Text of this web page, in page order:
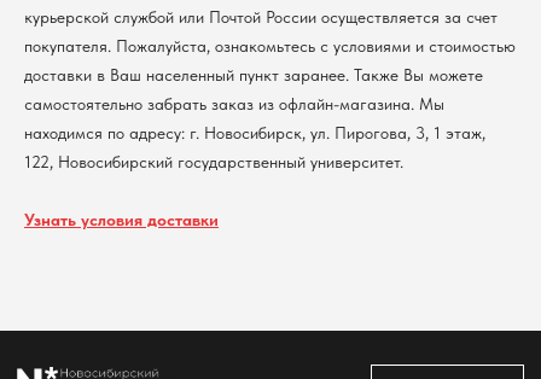
курьерской службой или Почтой России осуществляется за счет
покупателя. Пожалуйста, ознакомьтесь с условиями и стоимостью
доставки в Ваш населенный пункт заранее. Также Вы можете
самостоятельно забрать заказ из офлайн-магазина. Мы
находимся по адресу: г. Новосибирск, ул. Пирогова, 3, 1 этаж,
122, Новосибирский государственный университет.
Узнать условия доставки
@2026 Новосибирский государственный университет.
Все права защищены